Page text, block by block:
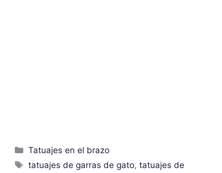
Categorías
Tatuajes en el brazo
Etiquetas
tatuajes de garras de gato,tatuajes de